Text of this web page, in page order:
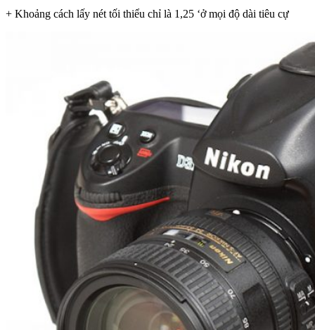
+ Khoảng cách lấy nét tối thiểu chỉ là 1,25 ‘ở mọi độ dài tiêu cự